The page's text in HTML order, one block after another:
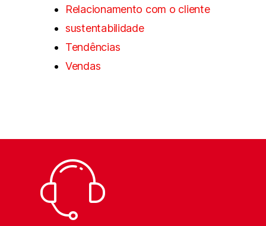
Relacionamento com o cliente
sustentabilidade
Tendências
Vendas